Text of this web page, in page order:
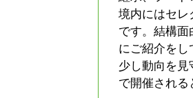
境内にはセレ
です。結構
にご紹介を
少し動向を
で開催される